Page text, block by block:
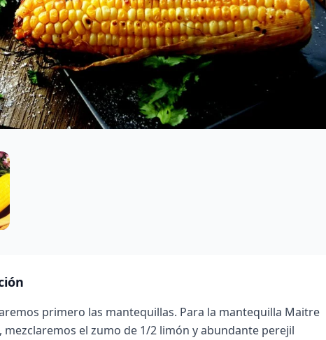
primero las mantequillas. Para la mantequilla Maitre
mezclaremos el zumo de 1/2 limón y abundante perejil